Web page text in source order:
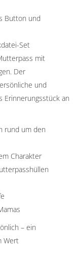
Button und
Set
mit
Der
und
Erinnerungsstück an
rund um den
Charakter
– ein
Wert